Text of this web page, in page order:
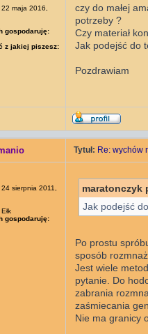
22 maja 2016,
gospodaruję:
z jakiej piszesz:
czy do małej
potrzeby ?
Czy materiał
Jak podejść do
Pozdrawiam
Tytuł: Re: wychów
24 sierpnia 2011,
Ełk
gospodaruję:
maratonczyk
Jak podejść
Po prostu
sposób
Jest wiele
pytanie. Do
zabrania
zaśmiecania
Nie ma granicy